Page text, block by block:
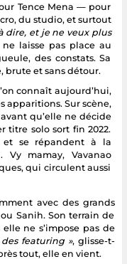
Tence Mena — pour
du studio, et surtout
dire, et je ne veux plus
laisse pas place au
des constats. Sa
brute et sans détour.
connaît aujourd’hui,
apparitions. Sur scène,
qu’elle ne décide
titre solo sort fin 2022.
et se répandent à la
Vy mamay, Vavanao
qui circulent aussi
avec des grands
Sanih. Son terrain de
ne s’impose pas de
featuring », glisse-t-
tout, elle en vient.